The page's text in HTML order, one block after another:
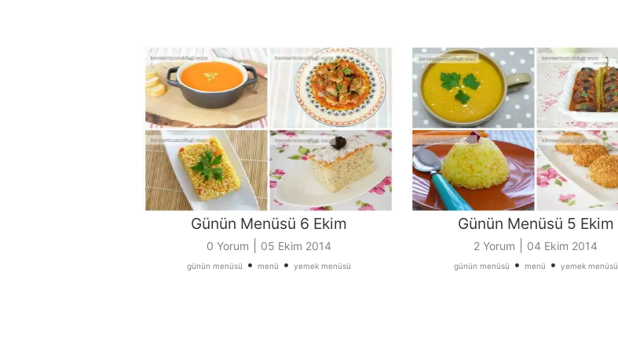
Günün Menüsü 6 Ekim
0 Yorum 05 Ekim 2014
günün menüsü • menü • yemek menüsü
Günün Menüsü 5 Ekim
2 Yorum 04 Ekim 2014
günün menüsü • menü • yemek menüsü